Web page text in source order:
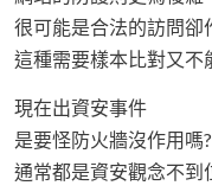
很可能是合法的訪問卻
這種需要樣本比對又不
現在出資安事件
是要怪防火牆沒作用嗎?
通常都是資安觀念不到